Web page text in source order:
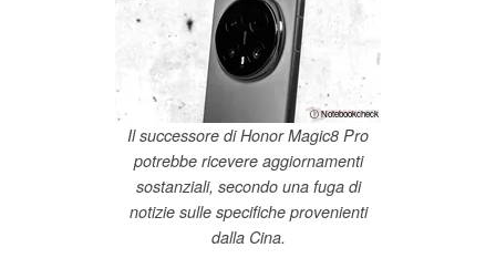
ⓘ Notebookcheck
Il successore di Honor Magic8 Pro
potrebbe ricevere aggiornamenti
sostanziali, secondo una fuga di
notizie sulle specifiche provenienti
dalla Cina.